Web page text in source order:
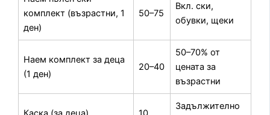
комплект (възрастни, 1
ден)
50–75
Вкл. ски,
обувки, щеки
Наем комплект за деца
(1 ден)
20–40
50–70% от
цената за
възрастни
Задължително